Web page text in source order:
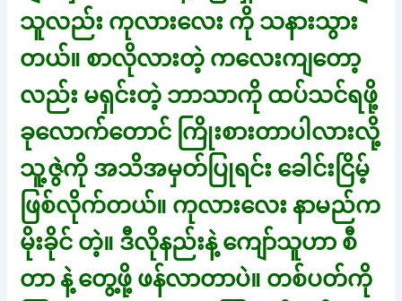
သူလည်း ကုလားလေး ကို သနားသွား
တယ်။ စာလိုလားတဲ့ ကလေးကျတော့
လည်း မရှင်းတဲ့ ဘာသာကို ထပ်သင်ရဖို့
ခုလောက်တောင် ကြိုးစားတာပါလားလို့
သူ့ဇွဲကို အသိအမှတ်ပြုရင်း ခေါင်းငြိမ့်
ဖြစ်လိုက်တယ်။ ကုလားလေး နာမည်က
မိုးခိုင် တဲ့။ ဒီလိုနည်းနဲ့ ကျော်သူဟာ စီ
တာ နဲ့ တွေ့ဖို့ ဖန်လာတာပဲ။ တစ်ပတ်ကို